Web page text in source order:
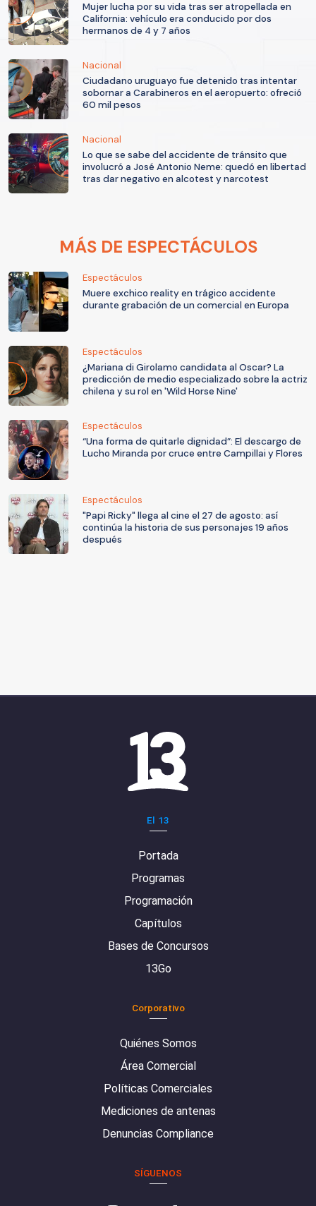
Mujer lucha por su vida tras ser atropellada en
California: vehículo era conducido por dos
hermanos de 4 y 7 años
Nacional
Ciudadano uruguayo fue detenido tras intentar
sobornar a Carabineros en el aeropuerto: ofreció
60 mil pesos
Nacional
Lo que se sabe del accidente de tránsito que
involucró a José Antonio Neme: quedó en libertad
tras dar negativo en alcotest y narcotest
MÁS DE ESPECTÁCULOS
Espectáculos
Muere exchico reality en trágico accidente
durante grabación de un comercial en Europa
Espectáculos
¿Mariana di Girolamo candidata al Oscar? La
predicción de medio especializado sobre la actriz
chilena y su rol en 'Wild Horse Nine'
Espectáculos
“Una forma de quitarle dignidad”: El descargo de
Lucho Miranda por cruce entre Campillai y Flores
Espectáculos
"Papi Ricky" llega al cine el 27 de agosto: así
continúa la historia de sus personajes 19 años
después
El 13
Portada
Programas
Programación
Capítulos
Bases de Concursos
13Go
Corporativo
Quiénes Somos
Área Comercial
Políticas Comerciales
Mediciones de antenas
Denuncias Compliance
SÍGUENOS